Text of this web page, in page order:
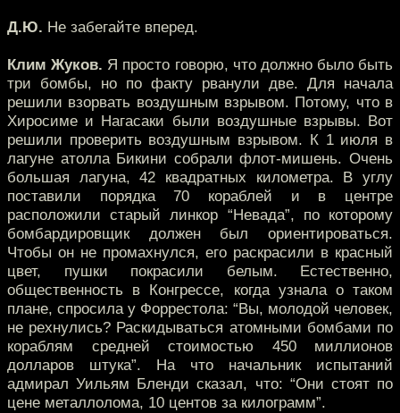
Д.Ю. Не забегайте вперед.
Клим Жуков. Я просто говорю, что должно было быть
три бомбы, но по факту рванули две. Для начала
решили взорвать воздушным взрывом. Потому, что в
Хиросиме и Нагасаки были воздушные взрывы. Вот
решили проверить воздушным взрывом. К 1 июля в
лагуне атолла Бикини собрали флот-мишень. Очень
большая лагуна, 42 квадратных километра. В углу
поставили порядка 70 кораблей и в центре
расположили старый линкор “Невада”, по которому
бомбардировщик должен был ориентироваться.
Чтобы он не промахнулся, его раскрасили в красный
цвет, пушки покрасили белым. Естественно,
общественность в Конгрессе, когда узнала о таком
плане, спросила у Форрестола: “Вы, молодой человек,
не рехнулись? Раскидываться атомными бомбами по
кораблям средней стоимостью 450 миллионов
долларов штука”. На что начальник испытаний
адмирал Уильям Бленди сказал, что: “Они стоят по
цене металлолома, 10 центов за килограмм”.